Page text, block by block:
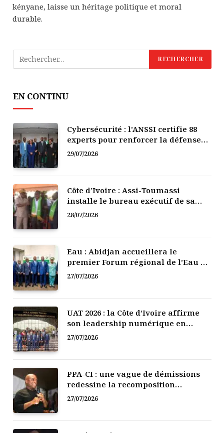
kényane, laisse un héritage politique et moral
durable.
EN CONTINU
Cybersécurité : l’ANSSI certifie 88
experts pour renforcer la défense
numérique de la Côte d’Ivoire
29/07/2026
Côte d’Ivoire : Assi-Toumassi
installe le bureau exécutif de sa
mutuelle de développement
28/07/2026
Eau : Abidjan accueillera le
premier Forum régional de l’Eau de
l’Afrique de l’Ouest
27/07/2026
UAT 2026 : la Côte d’Ivoire affirme
son leadership numérique en
Afrique
27/07/2026
PPA-CI : une vague de démissions
redessine la recomposition
politique
27/07/2026